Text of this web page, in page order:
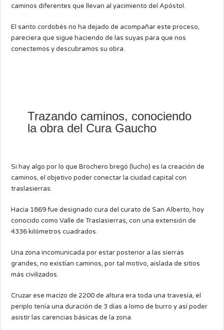
caminos diferentes que llevan al yacimiento del Apóstol.
El santo cordobés no ha dejado de acompañar este proceso,
pareciera que sigue haciendo de las suyas para que nos
conectemos y descubramos su obra.
Trazando caminos, conociendo
la obra del Cura Gaucho
Si hay algo por lo que Brochero bregó (lucho) es la creación de
caminos, el objetivo poder conectar la ciudad capital con
traslasierras.
Hacia 1869 fue designado cura del curato de San Alberto, hoy
conocido como Valle de Traslasierras, con una extensión de
4336 kilómetros cuadrados.
Una zona incomunicada por estar posterior a las sierras
grandes, no existían caminos, por tal motivo, aislada de sitios
más civilizados.
Cruzar ese macizo de 2200 de altura era toda una travesía, el
periplo tenía una duración de 3 días a lomo de burro y así poder
asistir las carencias básicas de la zona.